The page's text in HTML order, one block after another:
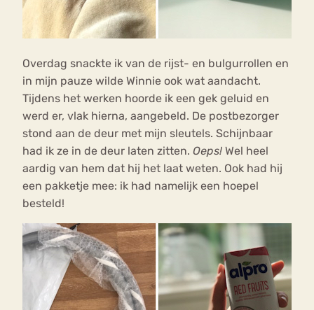
Overdag snackte ik van de rijst- en bulgurrollen en
in mijn pauze wilde Winnie ook wat aandacht.
Tijdens het werken hoorde ik een gek geluid en
werd er, vlak hierna, aangebeld. De postbezorger
stond aan de deur met mijn sleutels. Schijnbaar
had ik ze in de deur laten zitten. Oeps! Wel heel
aardig van hem dat hij het laat weten. Ook had hij
een pakketje mee: ik had namelijk een hoepel
besteld!